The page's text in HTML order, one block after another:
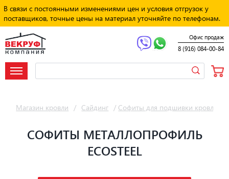
В связи с постоянными изменениями цен и условия отгрузок у
поставщиков, точные цены на материал уточняйте по телефонам.
Офис продаж
8 (916) 084-00-84
Магазин кровли / Сайдинг / Софиты для подшивки кровли
СОФИТЫ МЕТАЛЛОПРОФИЛЬ
ECOSTEEL